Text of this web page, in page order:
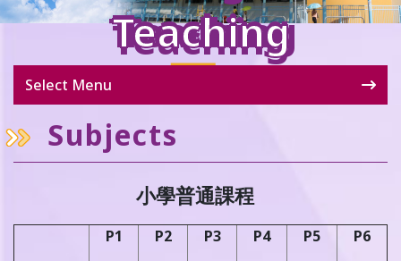
Teaching
Select Menu
Subjects
小學普通課程
P1 P2 P3 P4 P5
P6